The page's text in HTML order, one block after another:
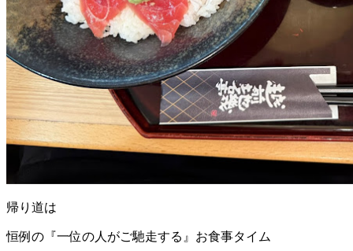
帰り道は
恒例の『一位の人がご馳走する』お食事タイム